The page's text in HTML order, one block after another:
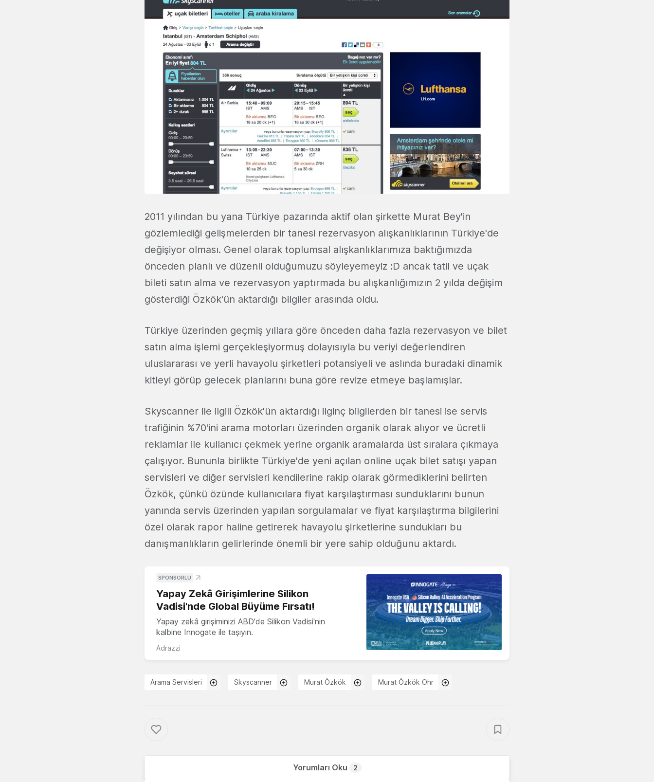
2011 yılından bu yana Türkiye pazarında aktif olan şirkette Murat Bey'in
gözlemlediği gelişmelerden bir tanesi rezervasyon alışkanlıklarının Türkiye'de
değişiyor olması. Genel olarak toplumsal alışkanlıklarımıza baktığımızda
önceden planlı ve düzenli olduğumuzu söyleyemeyiz :D ancak tatil ve uçak
bileti satın alma ve rezervasyon yaptırmada bu alışkanlığımızın 2 yılda değişim
gösterdiği Özkök'ün aktardığı bilgiler arasında oldu.
Türkiye üzerinden geçmiş yıllara göre önceden daha fazla rezervasyon ve bilet
satın alma işlemi gerçekleşiyormuş dolayısıyla bu veriyi değerlendiren
uluslararası ve yerli havayolu şirketleri potansiyeli ve aslında buradaki dinamik
kitleyi görüp gelecek planlarını buna göre revize etmeye başlamışlar.
Skyscanner ile ilgili Özkök'ün aktardığı ilginç bilgilerden bir tanesi ise servis
trafiğinin %70'ini arama motorları üzerinden organik olarak alıyor ve ücretli
reklamlar ile kullanıcı çekmek yerine organik aramalarda üst sıralara çıkmaya
çalışıyor. Bununla birlikte Türkiye'de yeni açılan online uçak bilet satışı yapan
servisleri ve diğer servisleri kendilerine rakip olarak görmediklerini belirten
Özkök, çünkü özünde kullanıcılara fiyat karşılaştırması sunduklarını bunun
yanında servis üzerinden yapılan sorgulamalar ve fiyat karşılaştırma bilgilerini
özel olarak rapor haline getirerek havayolu şirketlerine sundukları bu
danışmanlıkların gelirlerinde önemli bir yere sahip olduğunu aktardı.
SPONSORLU
Yapay Zekâ Girişimlerine Silikon
Vadisi'nde Global Büyüme Fırsatı!
Yapay zekâ girişiminizi ABD'de Silikon Vadisi'nin
kalbine Innogate ile taşıyın.
Adrazzi
Arama Servisleri Skyscanner Murat Özkök Murat Özkök Ohr
Yorumları Oku 2